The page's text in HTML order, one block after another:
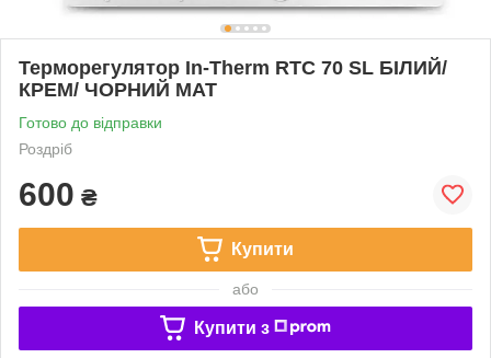
Терморегулятор In-Therm RTC 70 SL БІЛИЙ/
КРЕМ/ ЧОРНИЙ МАТ
Готово до відправки
Роздріб
600 ₴
Купити
або
Купити з